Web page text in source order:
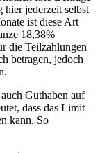
jederzeit selbst
ist diese Art
18,38%
die Teilzahlungen
betragen, jedoch
Guthaben auf
dass das Limit
kann. So